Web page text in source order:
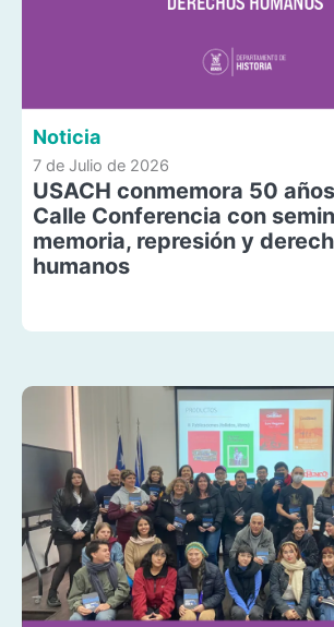
Noticia
7 de Julio de 2026
USACH conmemora 50
Calle Conferencia con
memoria, represión y
humanos